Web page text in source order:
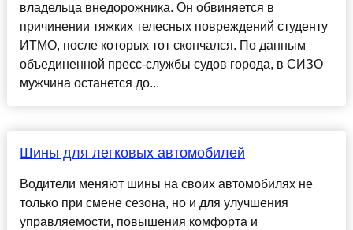
владельца внедорожника. Он обвиняется в
причинении тяжких телесных повреждений студенту
ИТМО, после которых тот скончался. По данным
объединенной пресс-службы судов города, в СИЗО
мужчина останется до...
Шины для легковых автомобилей
Водители меняют шины на своих автомобилях не
только при смене сезона, но и для улучшения
управляемости, повышения комфорта и